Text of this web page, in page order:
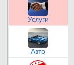
Услуги
Авто